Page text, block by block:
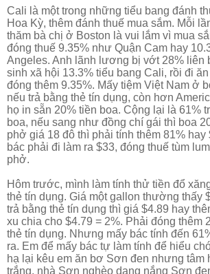
Cali là một trong những tiểu bang đánh
Hoa Kỳ, thêm đánh thuế mua sắm. Mỗi
thăm bà chị ở Boston là vui lắm vì mua
đóng thuế 9.35% như Quận Cam hay
Angeles. Anh lãnh lương bị vớt 28% liên
sinh xã hội 13.3% tiểu bang Cali, rồi đi
đóng thêm 9.35%. Mấy tiệm Việt Nam ở
nếu trả bằng thẻ tín dụng, còn hơn
họ in sẵn 20% tiền boa. Cộng lại là 61%
boa, nếu sang như đồng chí gái thì boa
phở giá 18 đô thì phải tính thêm 81%
bác phải đi làm ra $33, đóng thuế tùm
phở.
Hôm trước, mình làm tính thử tiền đổ
thẻ tín dụng. Giá một gallon thường thấy
trả bằng thẻ tín dụng thì giá $4.89 hay
xu chia cho $4.79 = 2%. Phải đóng thêm
thẻ tín dụng. Nhưng mấy bác tính đến
ra. Em để mấy bác tự làm tính để hiểu
hạ lại kêu em ăn bơ Sơn đen nhưng tâm
trắng, nhà Sơn nghèo dang nắng Sơn